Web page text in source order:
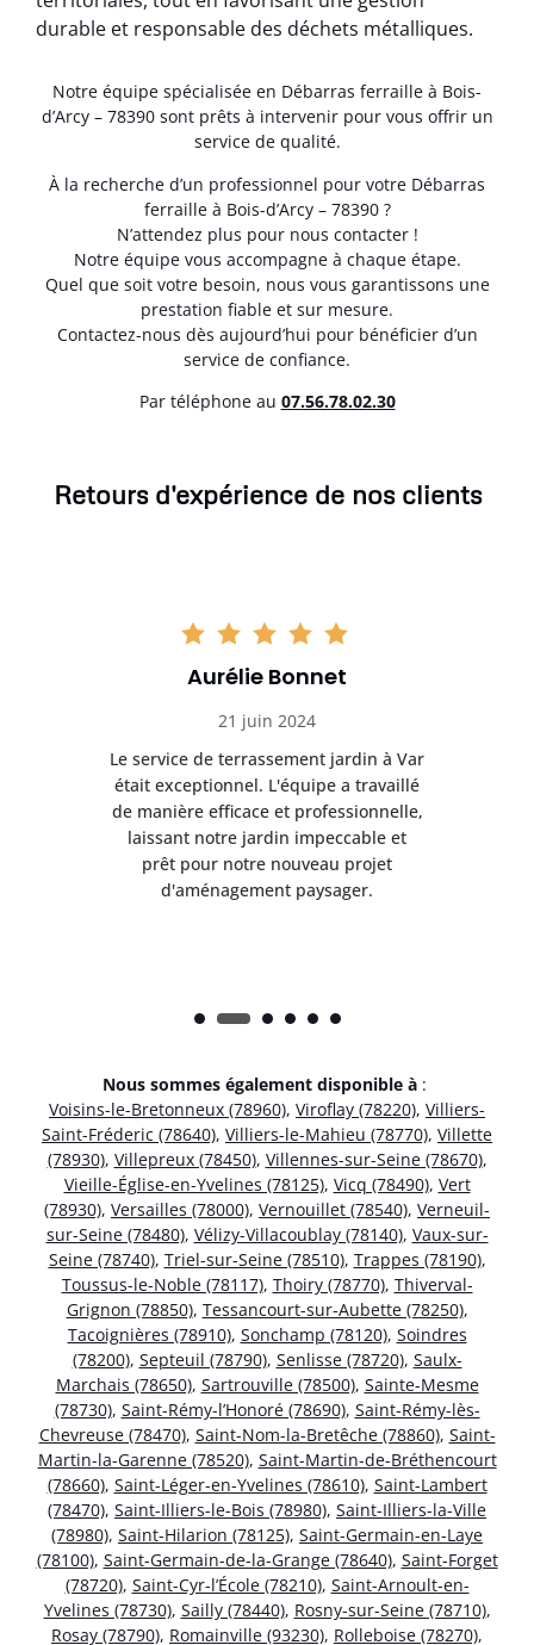
durable et responsable des déchets métalliques.
Notre équipe spécialisée en Débarras ferraille à Bois-
d’Arcy – 78390 sont prêts à intervenir pour vous offrir un
service de qualité.
À la recherche d’un professionnel pour votre Débarras
ferraille à Bois-d’Arcy – 78390 ?
N’attendez plus pour nous contacter !
Notre équipe vous accompagne à chaque étape.
Quel que soit votre besoin, nous vous garantissons une
prestation fiable et sur mesure.
Contactez-nous dès aujourd’hui pour bénéficier d’un
service de confiance.
Par téléphone au 07.56.78.02.30
Retours d'expérience de nos clients
Aurélie Bonnet
21 juin 2024
Le service de terrassement jardin à Var
était exceptionnel. L'équipe a travaillé
de manière efficace et professionnelle,
laissant notre jardin impeccable et
prêt pour notre nouveau projet
d'aménagement paysager.
Nous sommes également disponible à :
Voisins-le-Bretonneux (78960), Viroflay (78220), Villiers-
Saint-Fréderic (78640), Villiers-le-Mahieu (78770), Villette
(78930), Villepreux (78450), Villennes-sur-Seine (78670),
Vieille-Église-en-Yvelines (78125), Vicq (78490), Vert
(78930), Versailles (78000), Vernouillet (78540), Verneuil-
sur-Seine (78480), Vélizy-Villacoublay (78140), Vaux-sur-
Seine (78740), Triel-sur-Seine (78510), Trappes (78190),
Toussus-le-Noble (78117), Thoiry (78770), Thiverval-
Grignon (78850), Tessancourt-sur-Aubette (78250),
Tacoignières (78910), Sonchamp (78120), Soindres
(78200), Septeuil (78790), Senlisse (78720), Saulx-
Marchais (78650), Sartrouville (78500), Sainte-Mesme
(78730), Saint-Rémy-l’Honoré (78690), Saint-Rémy-lès-
Chevreuse (78470), Saint-Nom-la-Bretêche (78860), Saint-
Martin-la-Garenne (78520), Saint-Martin-de-Bréthencourt
(78660), Saint-Léger-en-Yvelines (78610), Saint-Lambert
(78470), Saint-Illiers-le-Bois (78980), Saint-Illiers-la-Ville
(78980), Saint-Hilarion (78125), Saint-Germain-en-Laye
(78100), Saint-Germain-de-la-Grange (78640), Saint-Forget
(78720), Saint-Cyr-l’École (78210), Saint-Arnoult-en-
Yvelines (78730), Sailly (78440), Rosny-sur-Seine (78710),
Rosay (78790), Romainville (93230), Rolleboise (78270),